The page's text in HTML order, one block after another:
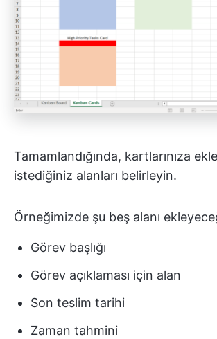
Tamamlandığında, kartlarınıza
istediğiniz alanları belirleyin.
Örneğimizde şu beş alanı
Görev başlığı
Görev açıklaması için alan
Son teslim tarihi
Zaman tahmini